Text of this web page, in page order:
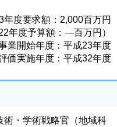
年度要求額：2,000百万円
年度予算額：―百万円）
業開始年度：平成23年度
価実施年度：平成32年度
・学術戦略官（地域科